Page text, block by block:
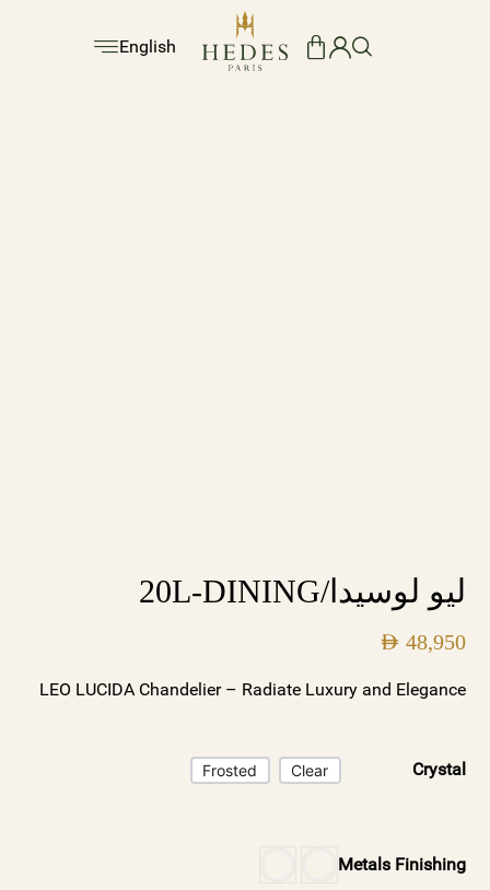
English
ليو لوسيدا/20L-DINING
AED 48,950
LEO LUCIDA Chandelier – Radiate Luxury and Elegance
Crystal
Clear
Frosted
Metals Finishing